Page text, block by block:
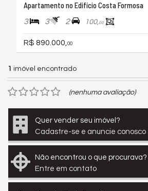
Apartamento no Edifício Costa Formosa
3 3 2 100,00
R$ 890.000, 00
1 imóvel encontrado
(nenhuma avaliação)
Quer vender seu imóvel?
Cadastre-se e anuncie conosco
Não encontrou o que procurava?
Entre em contato